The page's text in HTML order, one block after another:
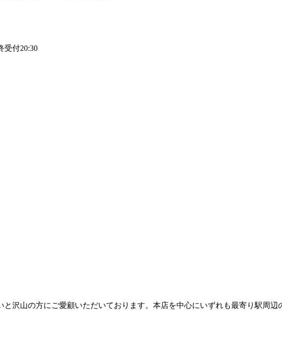
受付20:30
沢山の方にご愛顧いただいております。本店を中心にいずれも最寄り駅周